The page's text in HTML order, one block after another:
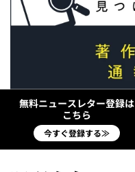
無料ニュースレター登録は
こちら
今すぐ登録する≫